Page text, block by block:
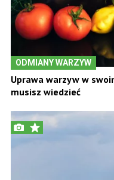
ODMIANY WARZYW
Uprawa warzyw w
musisz wiedzieć